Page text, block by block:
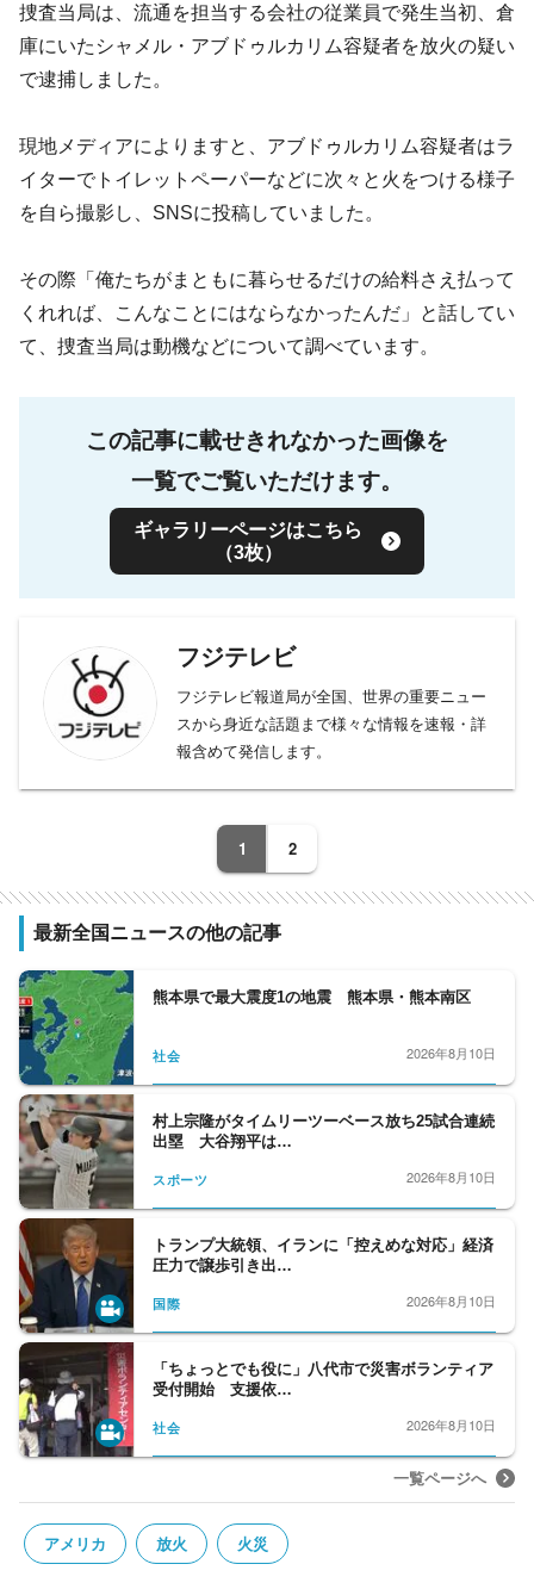
捜査当局は、流通を担当する会社の従業員で発生当初、倉
庫にいたシャメル・アブドゥルカリム容疑者を放火の疑い
で逮捕しました。
現地メディアによりますと、アブドゥルカリム容疑者はラ
イターでトイレットペーパーなどに次々と火をつける様子
を自ら撮影し、SNSに投稿していました。
その際「俺たちがまともに暮らせるだけの給料さえ払って
くれれば、こんなことにはならなかったんだ」と話してい
て、捜査当局は動機などについて調べています。
この記事に載せきれなかった画像を
一覧でご覧いただけます。
ギャラリーページはこちら
（3枚）
フジテレビ
フジテレビ報道局が全国、世界の重要ニュー
スから身近な話題まで様々な情報を速報・詳
報含めて発信します。
1 2
最新全国ニュースの他の記事
熊本県で最大震度1の地震 熊本県・熊本南区
社会 2026年8月10日
村上宗隆がタイムリーツーベース放ち25試合連続
出塁 大谷翔平は…
スポーツ 2026年8月10日
トランプ大統領、イランに「控えめな対応」経済
圧力で譲歩引き出…
国際 2026年8月10日
「ちょっとでも役に」八代市で災害ボランティア
受付開始 支援依…
社会 2026年8月10日
一覧ページへ
アメリカ 放火 火災